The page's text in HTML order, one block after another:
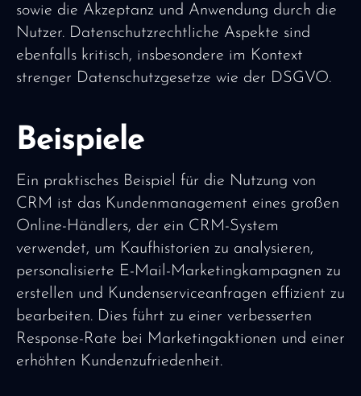
sowie die Akzeptanz und Anwendung durch die
Nutzer. Datenschutzrechtliche Aspekte sind
ebenfalls kritisch, insbesondere im Kontext
strenger Datenschutzgesetze wie der DSGVO.
Beispiele
Ein praktisches Beispiel für die Nutzung von
CRM ist das Kundenmanagement eines großen
Online-Händlers, der ein CRM-System
verwendet, um Kaufhistorien zu analysieren,
personalisierte E-Mail-Marketingkampagnen zu
erstellen und Kundenserviceanfragen effizient zu
bearbeiten. Dies führt zu einer verbesserten
Response-Rate bei Marketingaktionen und einer
erhöhten Kundenzufriedenheit.